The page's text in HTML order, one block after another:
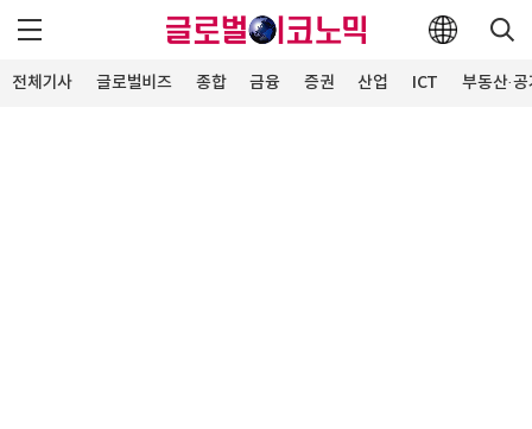
전체기사 글로벌비즈 종합 금융 증권 산업 ICT 부동산·